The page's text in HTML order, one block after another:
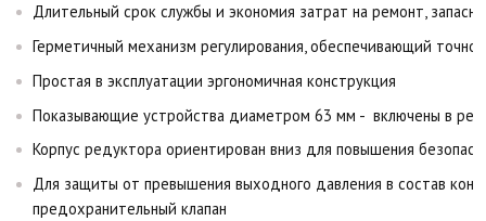
Длительный срок службы и экономия затрат на ремонт,
Герметичный механизм регулирования, обеспечивающий
Простая в эксплуатации эргономичная конструкция
Показывающие устройства диаметром 63 мм - включены в
Корпус редуктора ориентирован вниз для повышения
Для защиты от превышения выходного давления в состав
предохранительный клапан